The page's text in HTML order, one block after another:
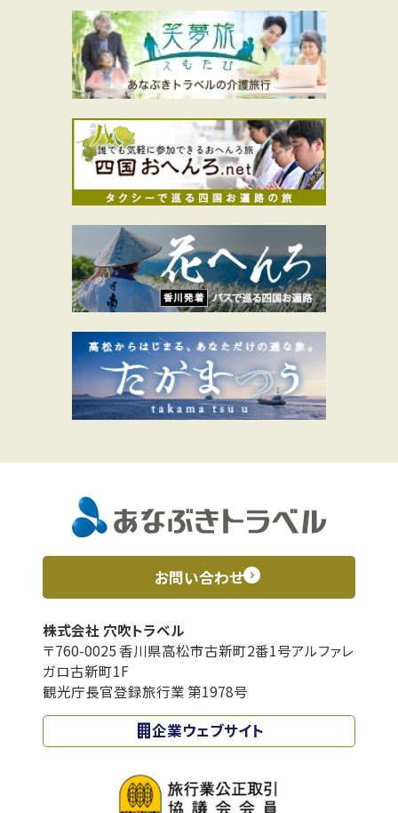
お問い合わせ
株式会社 穴吹トラベル
〒760-0025 香川県高松市古新町2番1号アルファレ
ガロ古新町1F
観光庁長官登録旅行業 第1978号
企業ウェブサイト